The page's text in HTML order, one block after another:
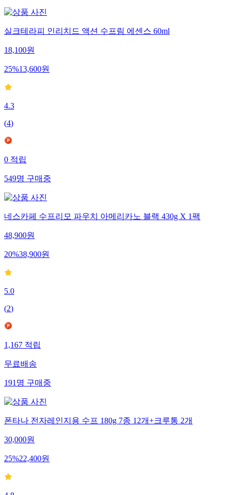
실크테라피 인리치드 액션 수프림 에센스 60ml
18,100원
25%13,600원
4.3
(4)
0 적립
549명 구매중
네스카페 수프리모 파우치 아메리카노 블랙 430g X 1팩
48,900원
20%38,900원
5.0
(2)
1,167 적립
무료배송
191 명 구매중
폰타나 전자레인지용 수프 180g 7종 12개+크루통 2개
30,000원
25%22,400원